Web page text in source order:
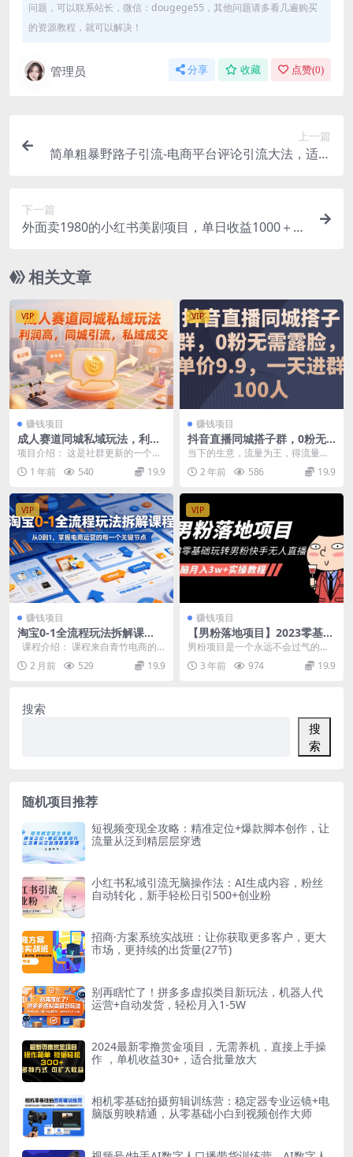
问题，可以联系站长，微信：dougege55，其他问题请多看几遍购买
的资源教程，就可以解决！
管理员 分享 收藏 点赞(0)
上一篇
简单粗暴野路子引流-电商平台评论引流大法，适合
下一篇
外面卖1980的小红书美剧项目，单日收益1000＋，
相关文章
VIP
赚钱项目
成人赛道同城私域玩法，利润
高，同城引流，私域成交
项目介绍： 这是社群更新的一个项
目，其实成人这个赛道一直利润都
很高，四五年前我们...
1 年前 540 19.9
VIP
赚钱项目
抖音直播同城搭子群，0粉无
需露脸，单价9.9，一天进群1
00人
当下的生意，流量为王，得流量者
得天下，谁能低成本大规模获取流
量，谁掌握了赚钱的密...
2 年前 586 19.9
VIP
赚钱项目
淘宝0-1全流程玩法拆解课
程，从0到1，掌握电商运营的
课程介绍： 课程来自青竹电商的
淘宝0-1全流程玩法拆解课程。覆盖
开...2 月前 529 19.9
VIP
赚钱项目
【男粉落地项目】2023零基础
玩转男粉快手无人直播，无脑
男粉项目是一个永远不会过气的项
目，因为十个男的九个色，还有一
个特别色。只要有需求...
3 年前 974 19.9
搜索
搜
索
随机项目推荐
短视频变现全攻略：精准定位+爆款脚本创作，让
流量从泛到精层层穿透
小红书私域引流无脑操作法：AI生成内容，粉丝
自动转化，新手轻松日引500+创业粉
招商·方案系统实战班：让你获取更多客户，更大
市场，更持续的出货量(27节)
别再瞎忙了！拼多多虚拟类目新玩法，机器人代
运营+自动发货，轻松月入1-5W
2024最新零撸赏金项目，无需养机，直接上手操
作 ，单机收益30+，适合批量放大
相机零基础拍摄剪辑训练营：稳定器专业运镜+电
脑版剪映精通，从零基础小白到视频创作大师